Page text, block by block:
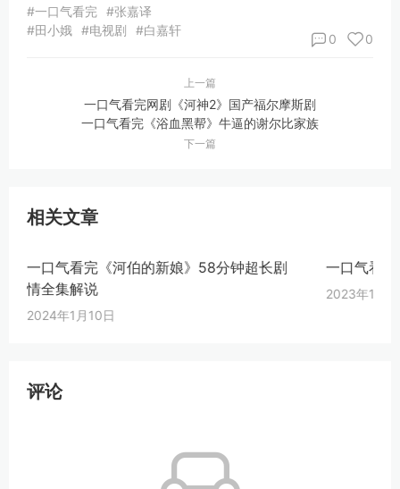
#一口气看完 #张嘉译
#田小娥 #电视剧 #白嘉轩
0 0
上一篇
一口气看完网剧《河神2》国产福尔摩斯剧
下一篇
一口气看完《浴血黑帮》牛逼的谢尔比家族
相关文章
一口气看完《河伯的新娘》58分钟超长剧
情全集解说
2024年1月10日
一口气看
2023年12月
评论